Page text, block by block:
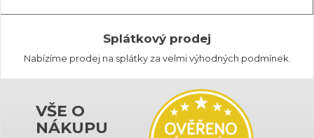
Splátkový prodej
Nabízíme prodej na splátky za velmi výhodných podmínek.
VŠE O
NÁKUPU